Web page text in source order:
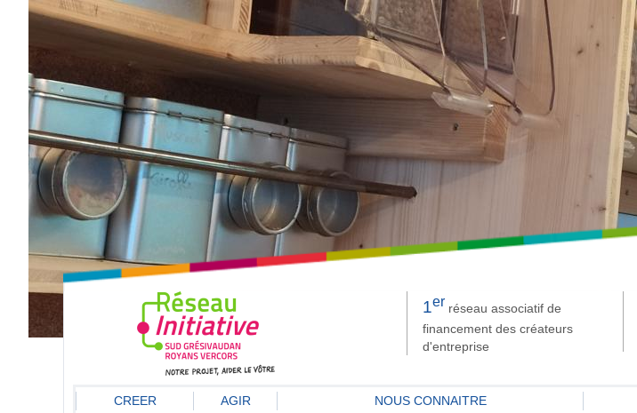
1er réseau associatif de
financement des créateurs
d'entreprise
CREER AGIR NOUS CONNAITRE